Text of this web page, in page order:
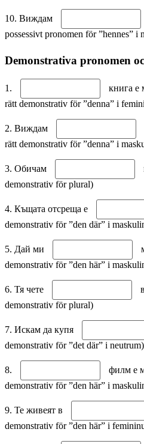
10. Виждам
possessivt pronomen för ”hennes” i
Demonstrativa pronomen
1.
книга е
rätt demonstrativ för ”denna” i
2. Виждам
rätt demonstrativ för ”denna” i
3. Обичам
demonstrativ för plural)
4. Къщата отсреща е
demonstrativ för ”den där” i
5. Дай ми
demonstrativ för ”den här” i
6. Тя чете
demonstrativ för plural)
7. Искам да купя
demonstrativ för ”det där” i neutrum)
8.
филм е
demonstrativ för ”den här” i
9. Те живеят в
demonstrativ för ”den här” i